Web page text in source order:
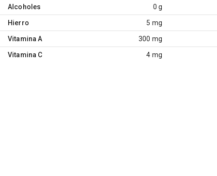
Alcoholes 0 g
Hierro 5 mg
Vitamina A 300 mg
Vitamina C 4 mg